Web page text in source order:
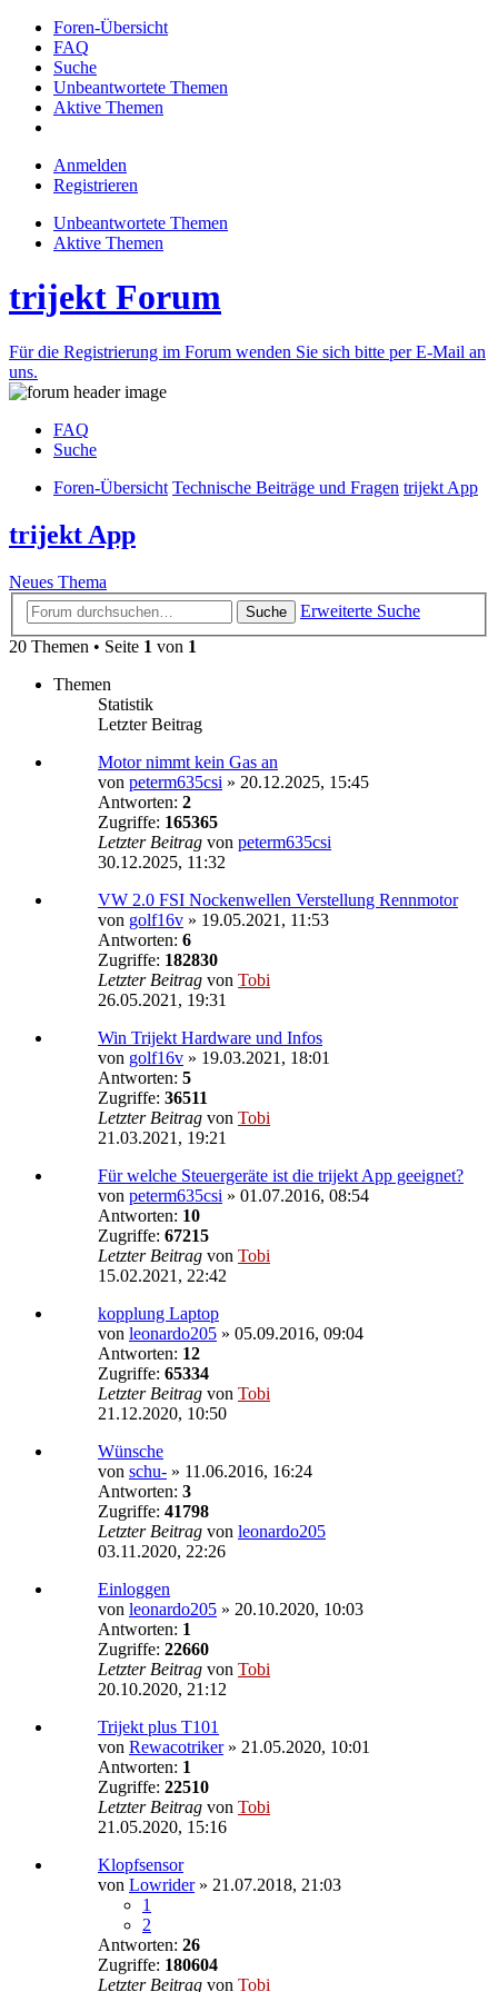
Foren-Übersicht
FAQ
Suche
Unbeantwortete Themen
Aktive Themen
Anmelden
Registrieren
Unbeantwortete Themen
Aktive Themen
trijekt Forum
Für die Registrierung im Forum wenden Sie sich bitte per E-Mail an
uns.
FAQ
Suche
Foren-Übersicht Technische Beiträge und Fragen trijekt App
trijekt App
Neues Thema
Suche
Erweiterte Suche
20 Themen • Seite 1 von 1
Themen
Statistik
Letzter Beitrag
Motor nimmt kein Gas an
von peterm635csi » 20.12.2025, 15:45
Antworten: 2
Zugriffe: 165365
Letzter Beitrag von peterm635csi
30.12.2025, 11:32
VW 2.0 FSI Nockenwellen Verstellung Rennmotor
von golf16v » 19.05.2021, 11:53
Antworten: 6
Zugriffe: 182830
Letzter Beitrag von Tobi
26.05.2021, 19:31
Win Trijekt Hardware und Infos
von golf16v » 19.03.2021, 18:01
Antworten: 5
Zugriffe: 36511
Letzter Beitrag von Tobi
21.03.2021, 19:21
Für welche Steuergeräte ist die trijekt App geeignet?
von peterm635csi » 01.07.2016, 08:54
Antworten: 10
Zugriffe: 67215
Letzter Beitrag von Tobi
15.02.2021, 22:42
kopplung Laptop
von leonardo205 » 05.09.2016, 09:04
Antworten: 12
Zugriffe: 65334
Letzter Beitrag von Tobi
21.12.2020, 10:50
Wünsche
von schu- » 11.06.2016, 16:24
Antworten: 3
Zugriffe: 41798
Letzter Beitrag von leonardo205
03.11.2020, 22:26
Einloggen
von leonardo205 » 20.10.2020, 10:03
Antworten: 1
Zugriffe: 22660
Letzter Beitrag von Tobi
20.10.2020, 21:12
Trijekt plus T101
von Rewacotriker» 21.05.2020, 10:01
Antworten: 1
Zugriffe: 22510
Letzter Beitrag von Tobi
21.05.2020, 15:16
Klopfsensor
von Lowrider» 21.07.2018, 21:03
1
2
Antworten: 26
Zugriffe: 180604
Letzter Beitrag von Tobi